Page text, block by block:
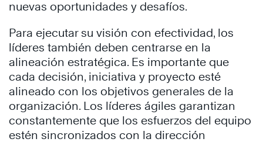
nuevas oportunidades y desafíos.
Para ejecutar su visión con efectividad, los
líderes también deben centrarse en la
alineación estratégica. Es importante que
cada decisión, iniciativa y proyecto esté
alineado con los objetivos generales de la
organización. Los líderes ágiles garantizan
constantemente que los esfuerzos del equipo
estén sincronizados con la dirección